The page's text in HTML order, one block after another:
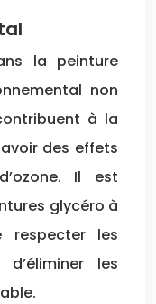
la peinture
non
à la
des effets
Il est
glycéro à
respecter les
les